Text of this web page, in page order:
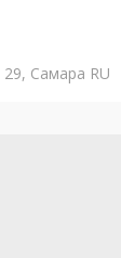
29 Самара RU